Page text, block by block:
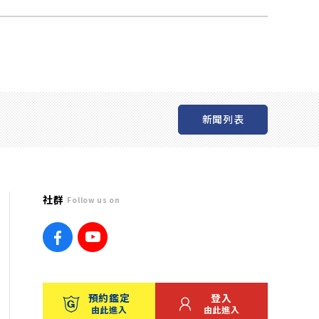
新聞列表
社群 Follow us on
預約鑑定
由此進入
登入
由此進入